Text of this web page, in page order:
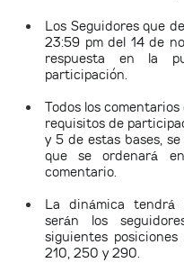
Los Seguidores que
23:59 pm del 14 de
respuesta en la
participación.
Todos los
requisitos de
y 5 de estas bases,
que se ordenará
comentario.
La dinámica tendrá
serán los
siguientes
210, 250 y 290.